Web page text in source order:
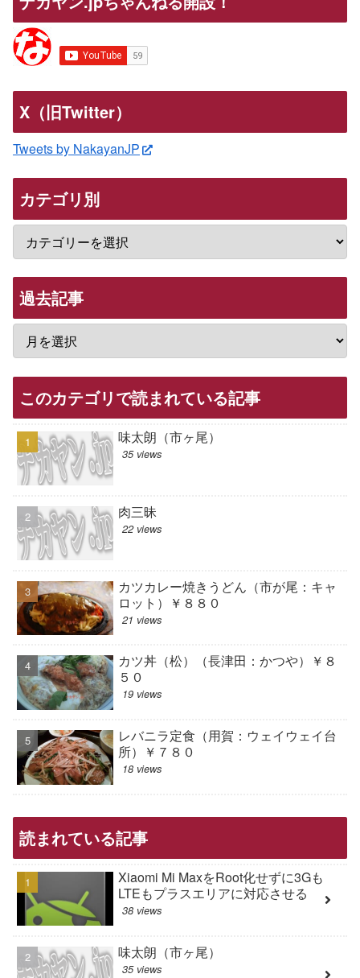
X（旧Twitter）
Tweets by NakayanJP
カテゴリ別
過去記事
このカテゴリで読まれている記事
味太朗（市ヶ尾）
35 views
肉三昧
22 views
カツカレー焼きうどん（市が尾：キャ
ロット）￥８８０
21 views
カツ丼（松）（長津田：かつや）￥８
５０
19 views
レバニラ定食（用賀：ウェイウェイ台
所）￥７８０
18 views
読まれている記事
Xiaomi Mi MaxをRoot化せずに3Gも
LTEもプラスエリアに対応させる
38 views
味太朗（市ヶ尾）
35 views